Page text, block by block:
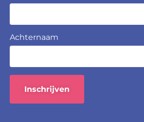
Achternaam
Inschrijven